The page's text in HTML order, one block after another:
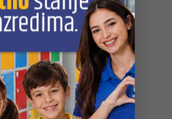
učenika
ističu da su njihovom
izuzetni mentori na koje su
i podržavali ih na putu
se smatraju jednim od